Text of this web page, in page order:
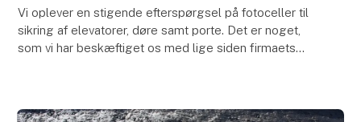
Vi oplever en stigende efterspørgsel på fotoceller til
sikring af elevatorer, døre samt porte. Det er noget,
som vi har beskæftiget os med lige siden firmaets